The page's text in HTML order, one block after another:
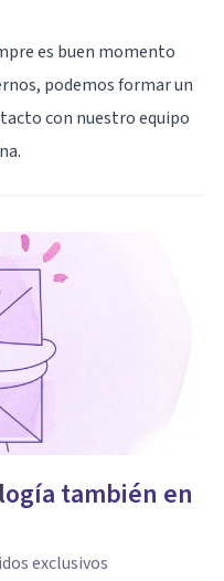
es buen momento
podemos formar un
con nuestro equipo
.
también en
exclusivos